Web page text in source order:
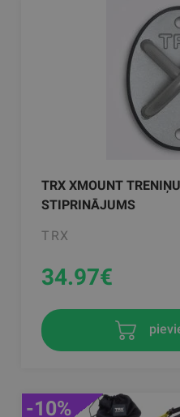
TRX XMOUNT
STIPRINĀJUMS
TRX
34.97€
-10%